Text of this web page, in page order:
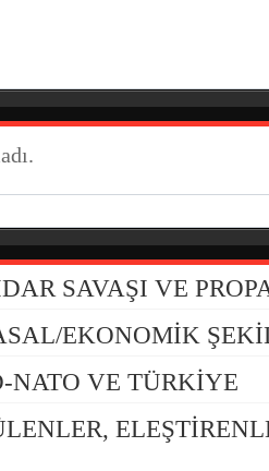
SAVAŞI VE
EKONOMİK
NATO VE TÜRKİYE